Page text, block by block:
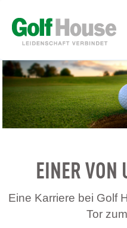
EINER VON
Eine Karriere bei Golf
Tor